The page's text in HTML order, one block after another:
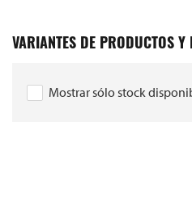
VARIANTES DE PRODUCTOS Y
Mostrar sólo stock